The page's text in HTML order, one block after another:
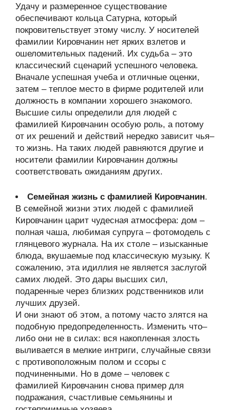
Удачу и размеренное существование
обеспечивают кольца Сатурна, который
покровительствует этому числу. У носителей
фамилии Кировчанин нет ярких взлетов и
ошеломительных падений. Их судьба – это
классический сценарий успешного человека.
Вначале успешная учеба и отличные оценки,
затем – теплое место в фирме родителей или
должность в компании хорошего знакомого.
Высшие силы определили для людей с
фамилией Кировчанин особую роль, а потому
от их решений и действий нередко зависит чья–
то жизнь. На таких людей равняются другие и
носители фамилии Кировчанин должны
соответствовать ожиданиям других.
Семейная жизнь с фамилией Кировчанин.
В семейной жизни этих людей с фамилией
Кировчанин царит чудесная атмосфера: дом –
полная чаша, любимая супруга – фотомодель с
глянцевого журнала. На их столе – изысканные
блюда, вкушаемые под классическую музыку. К
сожалению, эта идиллия не является заслугой
самих людей. Это дары высших сил,
подаренные через близких родственников или
лучших друзей.
И они знают об этом, а потому часто злятся на
подобную предопределенность. Изменить что–
либо они не в силах: вся накопленная злость
выливается в мелкие интриги, случайные связи
с противоположным полом и ссоры с
подчиненными. Но в доме – человек с
фамилией Кировчанин снова пример для
подражания, счастливые семьянины и